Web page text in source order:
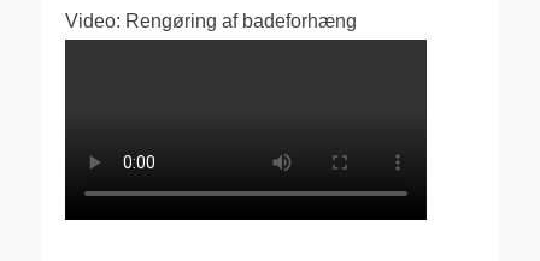
Video: Rengøring af badeforhæng